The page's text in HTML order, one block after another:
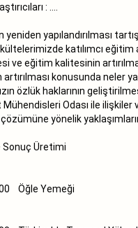
: ….
yeniden yapılandırılması
katılımcı eğitim
ve eğitim kalitesinin
artırılması konusunda neler
özlük haklarının
Odası ile ilişkiler
yönelik
Sonuç Üretimi
Öğle Yemeği